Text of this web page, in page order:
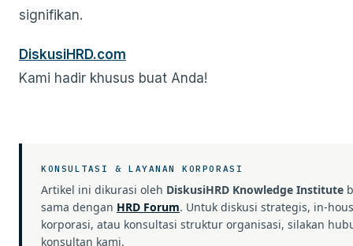
signifikan.
DiskusiHRD.com
Kami hadir khusus buat Anda!
KONSULTASI & LAYANAN KORPORASI
Artikel ini dikurasi oleh DiskusiHRD Knowledge Institute
sama dengan HRD Forum. Untuk diskusi strategis, in-
korporasi, atau konsultasi struktur organisasi, silakan
konsultan kami.